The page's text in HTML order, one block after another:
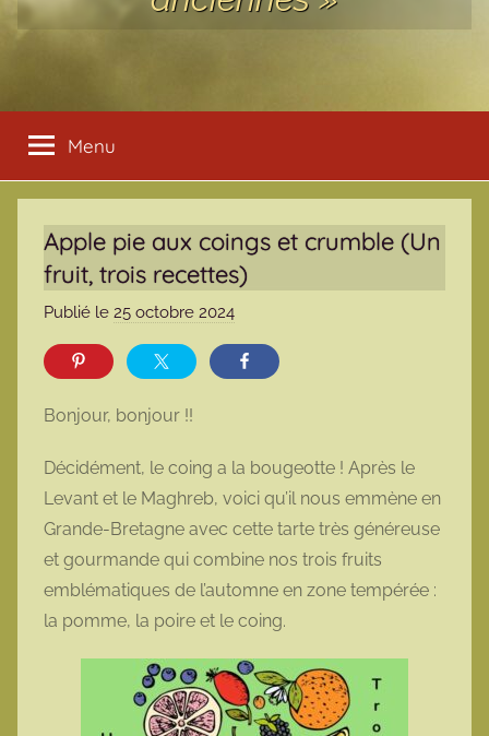
Menu
Apple pie aux coings et crumble (Un
fruit, trois recettes)
Publié le 25 octobre 2024
a
o
t
t
e
Bonjour, bonjour !!
Décidément, le coing a la bougeotte ! Après le
Levant et le Maghreb, voici qu’il nous emmène en
Grande-Bretagne avec cette tarte très généreuse
et gourmande qui combine nos trois fruits
emblématiques de l’automne en zone tempérée :
la pomme, la poire et le coing.